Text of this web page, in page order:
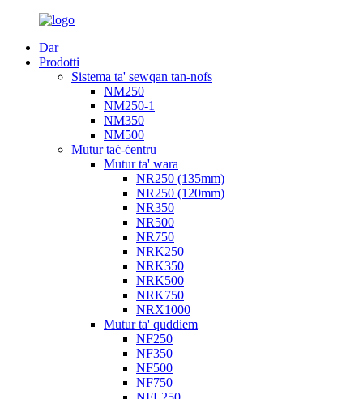
Dar
Prodotti
Sistema ta' sewqan tan-nofs
NM250
NM250-1
NM350
NM500
Mutur taċ-ċentru
Mutur ta' wara
NR250 (135mm)
NR250 (120mm)
NR350
NR500
NR750
NRK250
NRK350
NRK500
NRK750
NRX1000
Mutur ta' quddiem
NF250
NF350
NF500
NF750